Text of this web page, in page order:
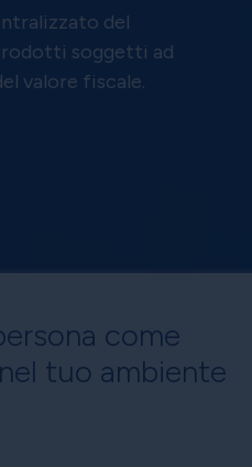
del
soggetti ad
valore fiscale.
come
tuo ambiente